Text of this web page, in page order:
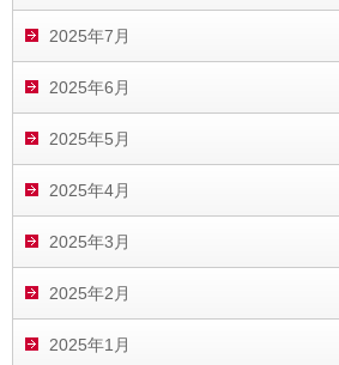
2025年7月
2025年6月
2025年5月
2025年4月
2025年3月
2025年2月
2025年1月